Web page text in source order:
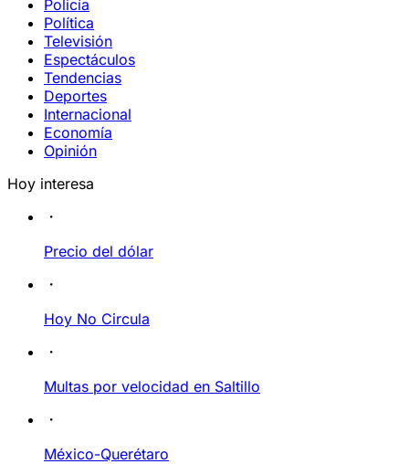
Policía
Política
Televisión
Espectáculos
Tendencias
Deportes
Internacional
Economía
Opinión
Hoy interesa
Precio del dólar
Hoy No Circula
Multas por velocidad en Saltillo
México-Querétaro